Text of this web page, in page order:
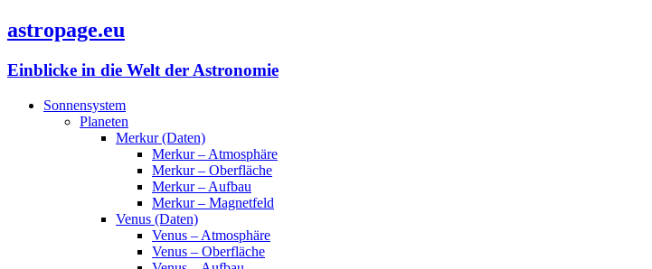
astropage.eu
Einblicke in die Welt der Astronomie
Sonnensystem
Planeten
Merkur (Daten)
Merkur – Atmosphäre
Merkur – Oberfläche
Merkur – Aufbau
Merkur – Magnetfeld
Venus (Daten)
Venus – Atmosphäre
Venus – Oberfläche